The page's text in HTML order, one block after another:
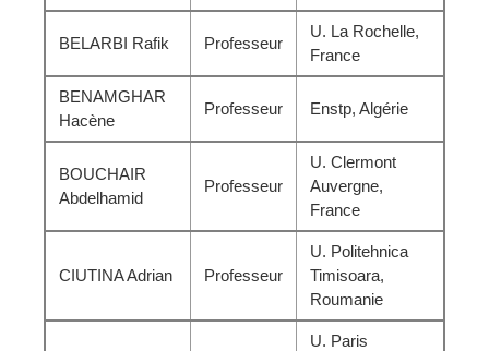
BELARBI Rafik Professeur
U. La Rochelle,
France
BENAMGHAR
Hacène
Professeur Enstp, Algérie
BOUCHAIR
Abdelhamid
Professeur
U. Clermont
Auvergne,
France
CIUTINA Adrian Professeur
U. Politehnica
Timisoara,
Roumanie
U. Paris